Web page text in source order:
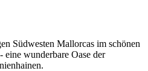
Südwesten Mallorcas im schönen
wunderbare Oase der